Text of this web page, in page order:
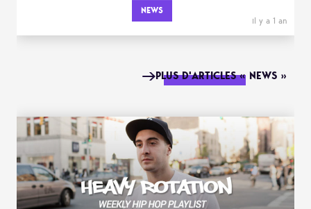
NEWS
il y a 1 an
PLUS D'ARTICLES « NEWS »